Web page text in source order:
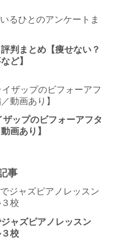
判まとめ【痩せない？
ど】
ザップのビフォーアフタ
画あり】
事
ャズピアノレッスン
校